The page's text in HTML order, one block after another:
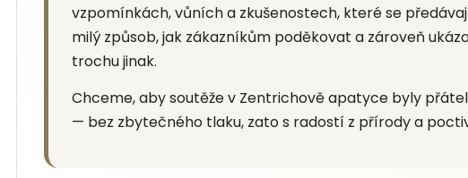
vzpomínkách, vůních a zkušenostech, které se
milý způsob, jak zákazníkům poděkovat a zároveň
trochu jinak.
Chceme, aby soutěže v Zentrichově apatyce byly
— bez zbytečného tlaku, zato s radostí z přírody a